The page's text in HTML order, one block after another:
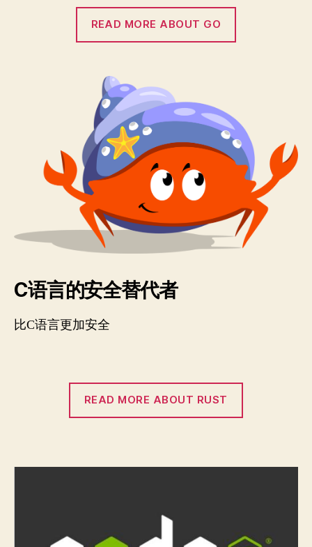
READ MORE ABOUT GO
C语言的安全替代者
比C语言更加安全
READ MORE ABOUT RUST